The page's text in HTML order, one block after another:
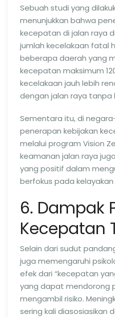
Sebuah studi yang
menunjukkan bahwa
kecepatan di jalan raya
jumlah kecelakaan fatal
beberapa daerah yang
kecepatan maksimum
kecelakaan jauh lebih
dengan jalan raya
Sementara itu, di
penerapan kebijakan
melalui program Vision
keamanan jalan raya
yang positif dalam
berfokus pada
6. Dampak
Kecepatan
Selain dari sudut
juga memengaruhi
efek dari “kecepatan
yang dapat mendorong
mengambil risiko.
sering kali diasosiasikan